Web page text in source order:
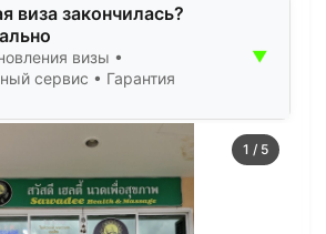
виза закончилась?
визы •
сервис • Гарантия
▼
1 / 5